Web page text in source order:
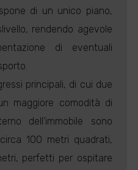
di un unico piano,
rendendo agevole
di eventuali
principali, di cui due
maggiore comodità di
dell'immobile sono
100 metri quadrati,
perfetti per ospitare